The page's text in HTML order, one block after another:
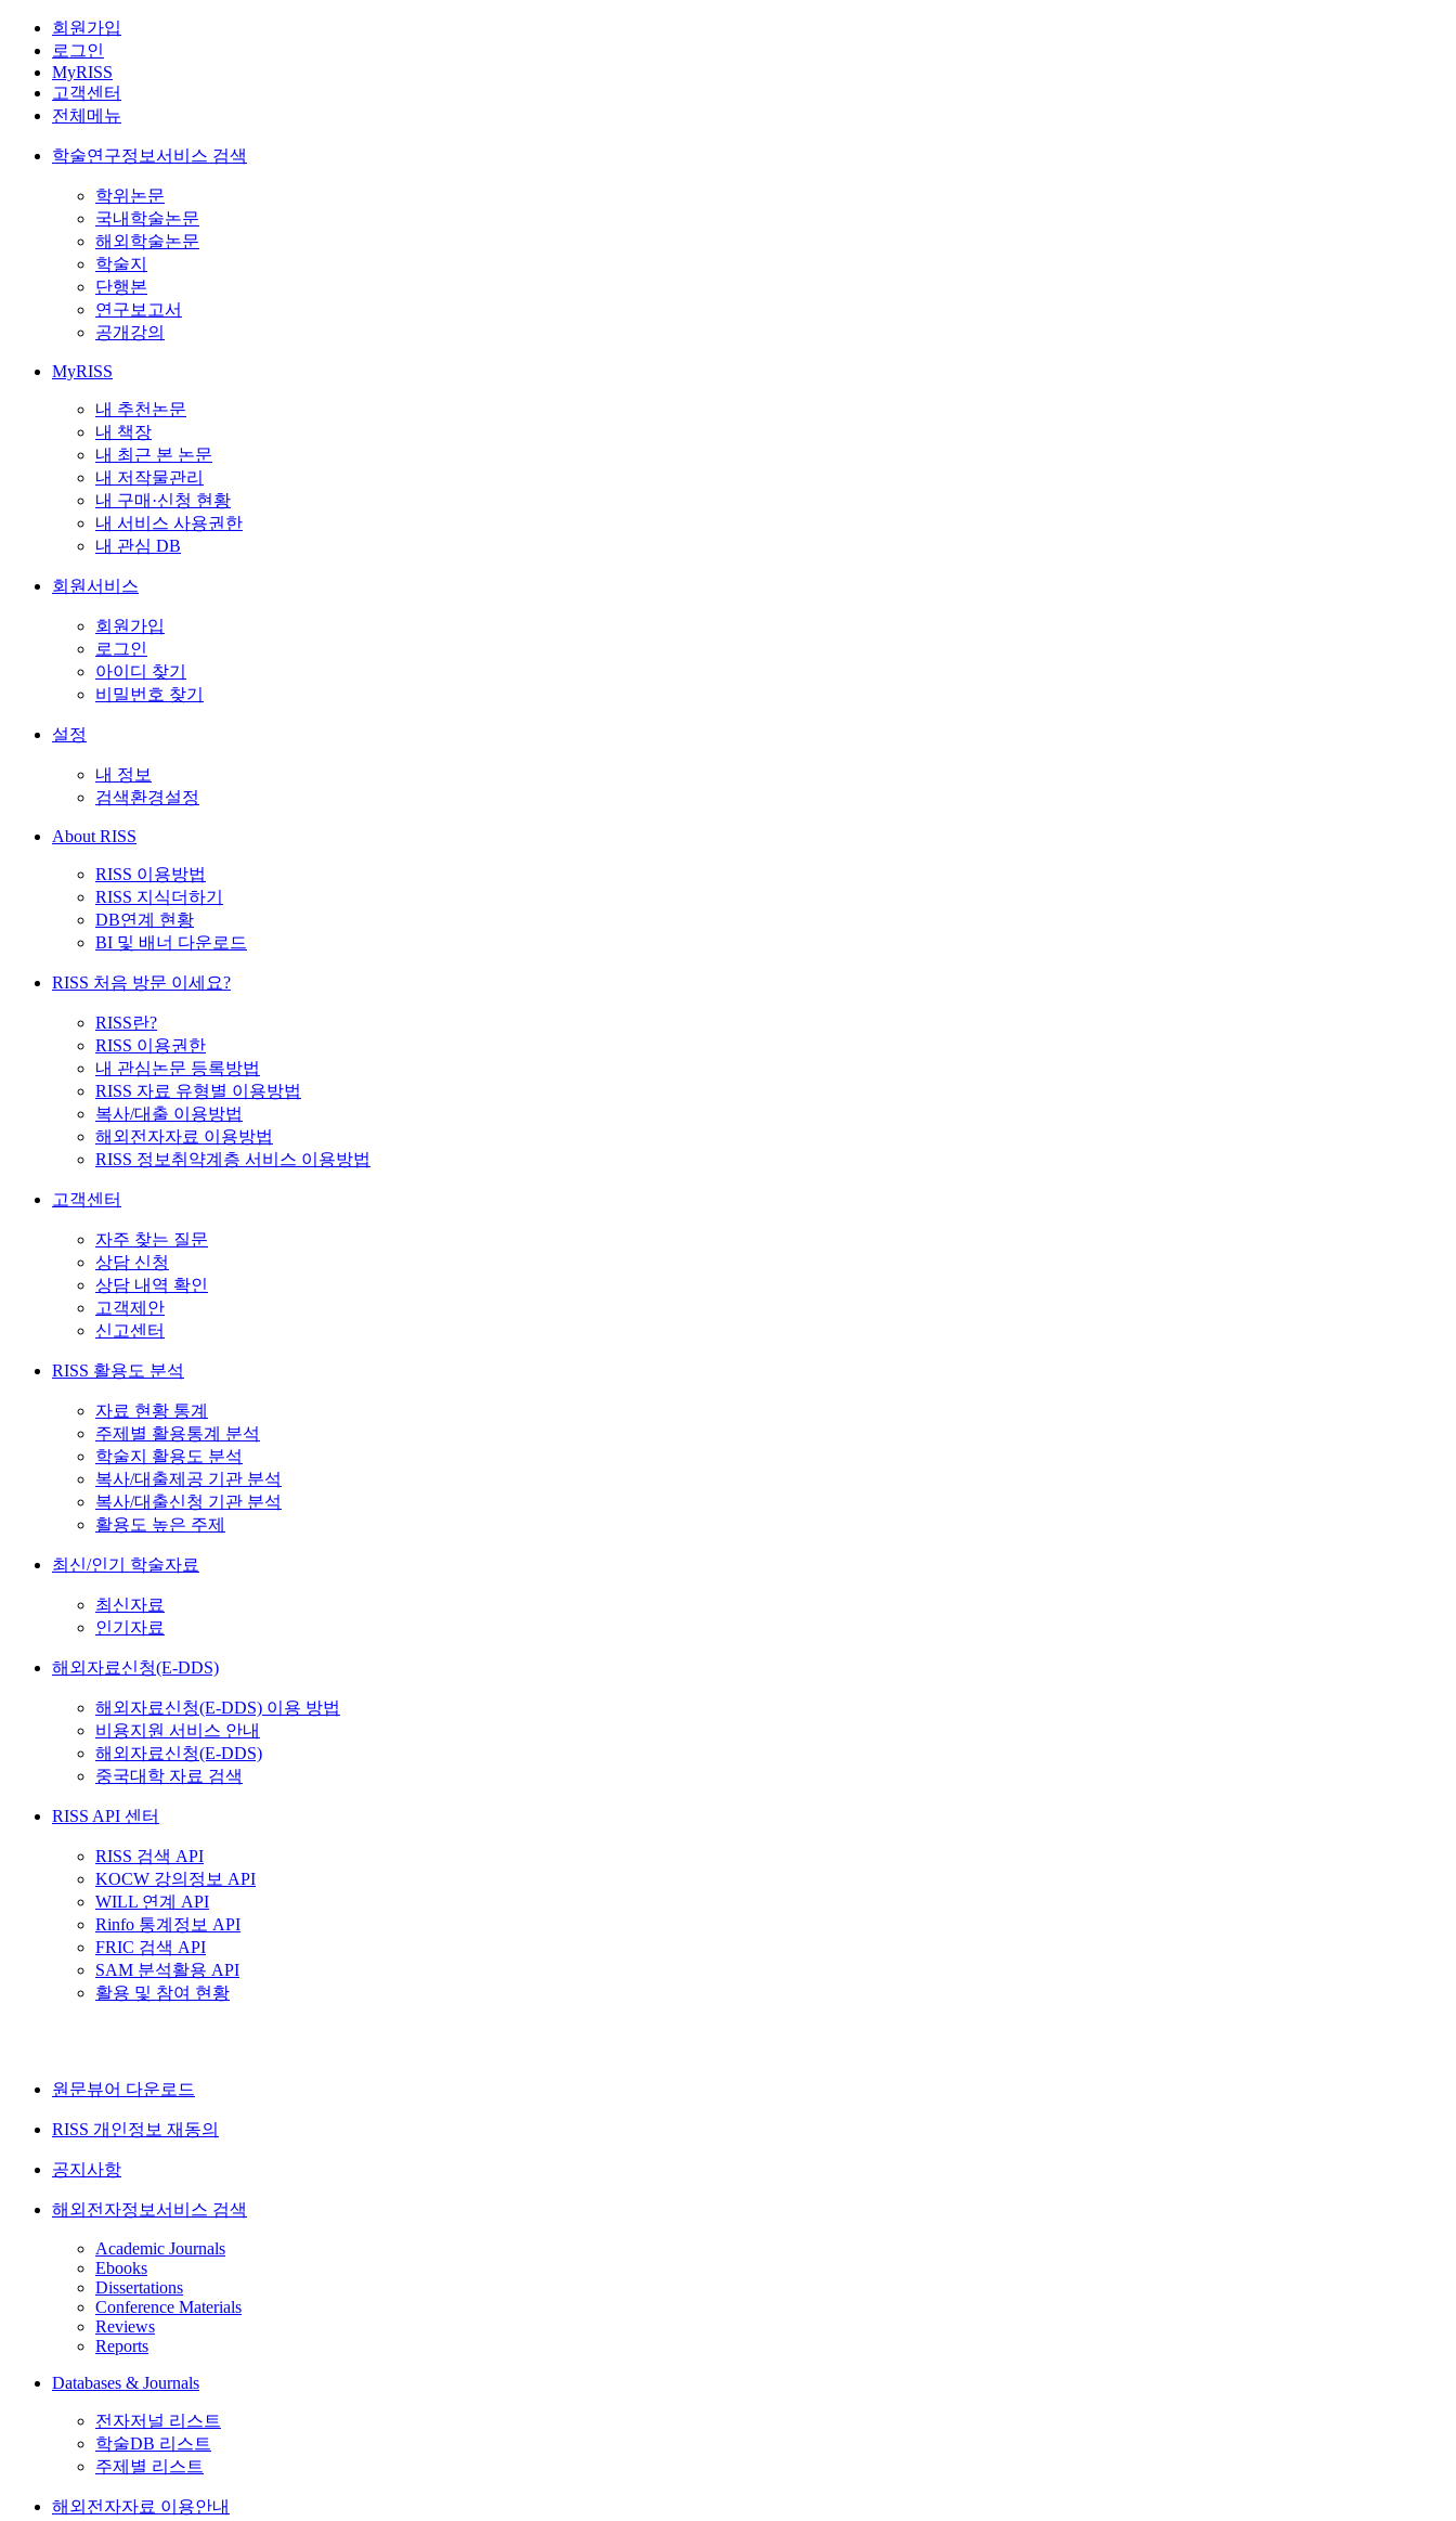
회원가입
로그인
MyRISS
고객센터
전체메뉴
학술연구정보서비스 검색
학위논문
국내학술논문
해외학술논문
학술지
단행본
연구보고서
공개강의
MyRISS
내 추천논문
내 책장
내 최근 본 논문
내 저작물관리
내 구매·신청 현황
내 서비스 사용권한
내 관심 DB
회원서비스
회원가입
로그인
아이디 찾기
비밀번호 찾기
설정
내 정보
검색환경설정
About RISS
RISS 이용방법
RISS 지식더하기
DB연계 현황
BI 및 배너 다운로드
RISS 처음 방문 이세요?
RISS란?
RISS 이용권한
내 관심논문 등록방법
RISS 자료 유형별 이용방법
복사/대출 이용방법
해외전자자료 이용방법
RISS 정보취약계층 서비스 이용방법
고객센터
자주 찾는 질문
상담 신청
상담 내역 확인
고객제안
신고센터
RISS 활용도 분석
자료 현황 통계
주제별 활용통계 분석
학술지 활용도 분석
복사/대출제공 기관 분석
복사/대출신청 기관 분석
활용도 높은 주제
최신/인기 학술자료
최신자료
인기자료
해외자료신청(E-DDS)
해외자료신청(E-DDS) 이용 방법
비용지원 서비스 안내
해외자료신청(E-DDS)
중국대학 자료 검색
RISS API 센터
RISS 검색 API
KOCW 강의정보 API
WILL 연계 API
Rinfo 통계정보 API
FRIC 검색 API
SAM 분석활용 API
활용 및 참여 현황
원문뷰어 다운로드
RISS 개인정보 재동의
공지사항
해외전자정보서비스 검색
Academic Journals
Ebooks
Dissertations
Conference Materials
Reviews
Reports
Databases & Journals
전자저널 리스트
학술DB 리스트
주제별 리스트
해외전자자료 이용안내